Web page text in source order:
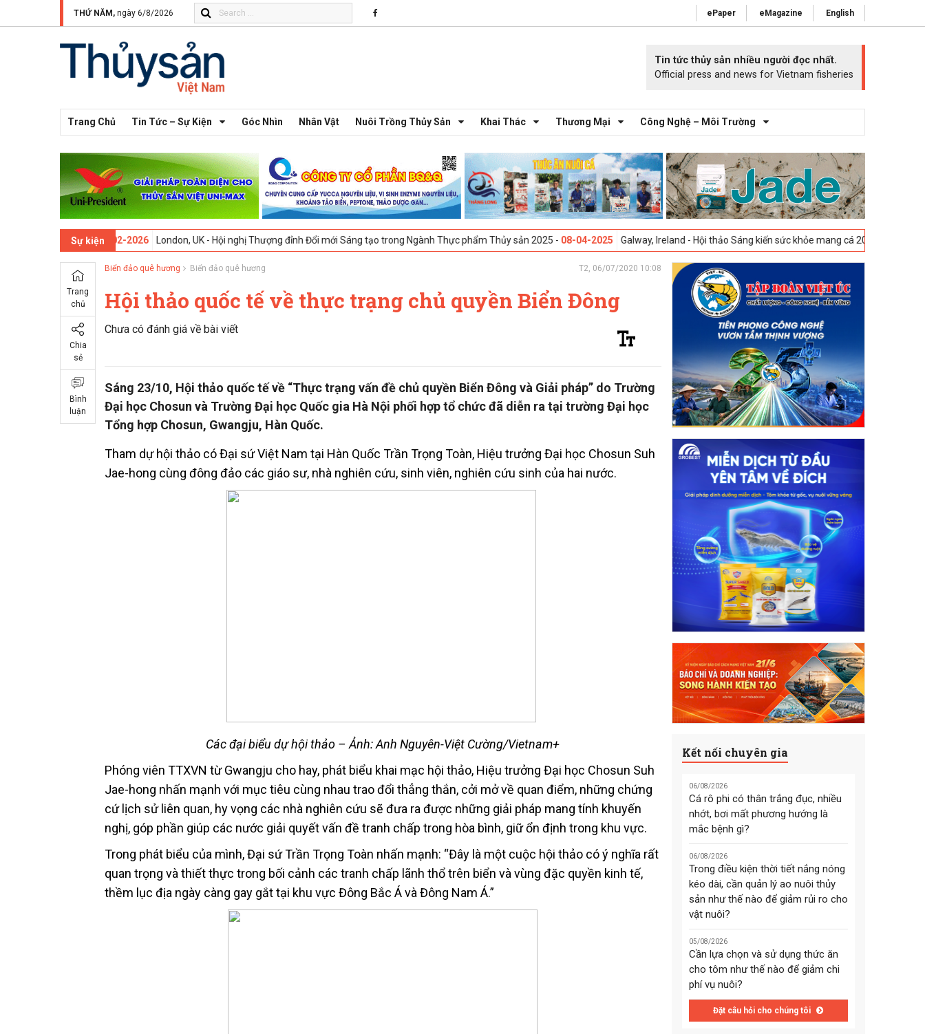
THỨ NĂM, ngày 6/8/2026 ePaper eMagazine English
Tin tức thủy sản nhiều người đọc nhất.
Official press and news for Vietnam fisheries
Trang Chủ Tin Tức – Sự Kiện Góc Nhìn Nhân Vật Nuôi Trồng Thủy Sản Khai Thác Thương Mại Công Nghệ – Môi Trường
Sự kiện
09-02-2026 London, UK - Hội nghị Thượng đỉnh Đổi mới Sáng tạo trong Ngành Thực phẩm Thủy sản 2025 -08-04-2025 Galway, Ireland - Hội thảo Sáng kiến sức khỏe mang cá 2025 -23-04-2025
Trang
chủ
Chia
sẻ
Bình
luận
Biển đảo quê hương Biển đảo quê hương T2, 06/07/2020 10:08
Hội thảo quốc tế về thực trạng chủ quyền Biển Đông
Chưa có đánh giá về bài viết
Sáng 23/10, Hội thảo quốc tế về “Thực trạng vấn đề chủ quyền Biển Đông và Giải pháp” do Trường
Đại học Chosun và Trường Đại học Quốc gia Hà Nội phối hợp tổ chức đã diễn ra tại trường Đại học
Tổng hợp Chosun, Gwangju, Hàn Quốc.
Tham dự hội thảo có Đại sứ Việt Nam tại Hàn Quốc Trần Trọng Toàn, Hiệu trưởng Đại học Chosun Suh
Jae-hong cùng đông đảo các giáo sư, nhà nghiên cứu, sinh viên, nghiên cứu sinh của hai nước.
Các đại biểu dự hội thảo – Ảnh: Anh Nguyên-Việt Cường/Vietnam+
Phóng viên TTXVN từ Gwangju cho hay, phát biểu khai mạc hội thảo, Hiệu trưởng Đại học Chosun Suh
Jae-hong nhấn mạnh với mục tiêu cùng nhau trao đổi thẳng thắn, cởi mở về quan điểm, những chứng
cứ lịch sử liên quan, hy vọng các nhà nghiên cứu sẽ đưa ra được những giải pháp mang tính khuyến
nghị, góp phần giúp các nước giải quyết vấn đề tranh chấp trong hòa bình, giữ ổn định trong khu vực.
Trong phát biểu của mình, Đại sứ Trần Trọng Toàn nhấn mạnh: “Đây là một cuộc hội thảo có ý nghĩa rất
quan trọng và thiết thực trong bối cảnh các tranh chấp lãnh thổ trên biển và vùng đặc quyền kinh tế,
thềm lục địa ngày càng gay gắt tại khu vực Đông Bắc Á và Đông Nam Á.”
Kết nối chuyên gia
06/08/2026
Cá rô phi có thân trắng đục, nhiều
nhớt, bơi mất phương hướng là
mắc bệnh gì?
06/08/2026
Trong điều kiện thời tiết nắng nóng
kéo dài, cần quản lý ao nuôi thủy
sản như thế nào để giảm rủi ro cho
vật nuôi?
05/08/2026
Cần lựa chọn và sử dụng thức ăn
cho tôm như thế nào để giảm chi
phí vụ nuôi?
Đặt câu hỏi cho chúng tôi